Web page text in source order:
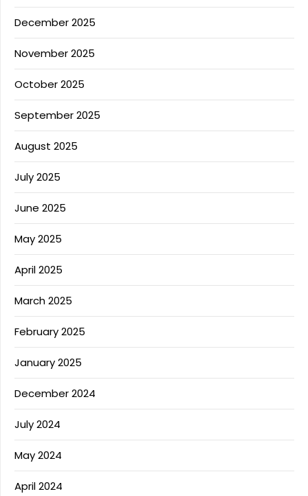
December 2025
November 2025
October 2025
September 2025
August 2025
July 2025
June 2025
May 2025
April 2025
March 2025
February 2025
January 2025
December 2024
July 2024
May 2024
April 2024